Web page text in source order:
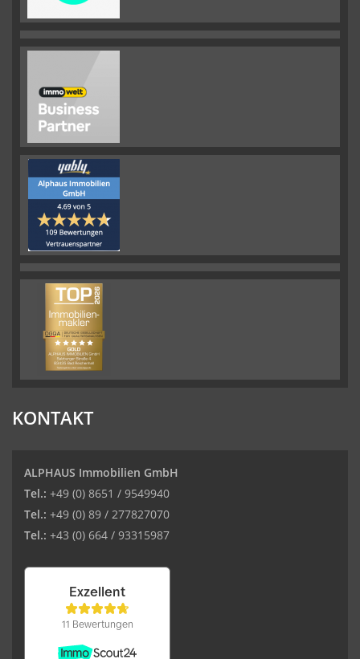
KONTAKT
ALPHAUS Immobilien GmbH
Tel.: +49 (0) 8651 / 9549940
Tel.: +49 (0) 89 / 277827070
Tel.: +43 (0) 664 / 93315987